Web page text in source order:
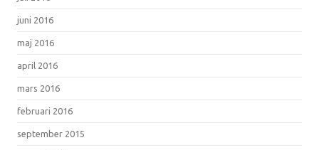
juni 2016
maj 2016
april 2016
mars 2016
februari 2016
september 2015